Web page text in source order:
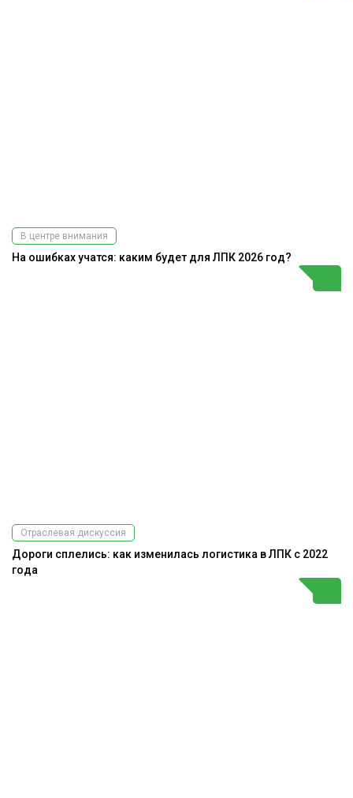
В центре внимания
На ошибках учатся: каким будет для ЛПК 2026 год?
Отраслевая дискуссия
Дороги сплелись: как изменилась логистика в ЛПК с 2022
года